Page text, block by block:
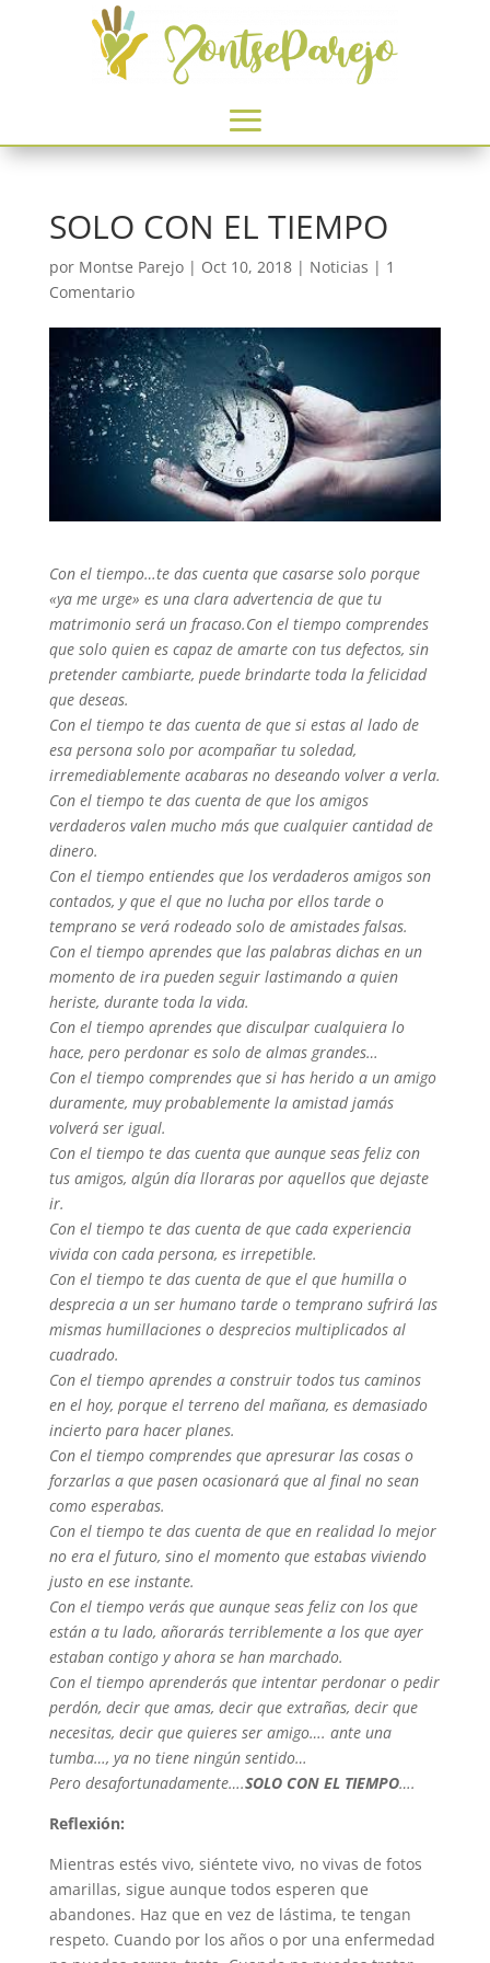
SOLO CON EL TIEMPO
por Montse Parejo| Oct 10, 2018| Noticias | 1
Comentario
Con el tiempo…te das cuenta que casarse solo porque
«ya me urge» es una clara advertencia de que tu
matrimonio será un fracaso.Con el tiempo comprendes
que solo quien es capaz de amarte con tus defectos, sin
pretender cambiarte, puede brindarte toda la felicidad
que deseas.
Con el tiempo te das cuenta de que si estas al lado de
esa persona solo por acompañar tu soledad,
irremediablemente acabaras no deseando volver a verla.
Con el tiempo te das cuenta de que los amigos
verdaderos valen mucho más que cualquier cantidad de
dinero.
Con el tiempo entiendes que los verdaderos amigos son
contados, y que el que no lucha por ellos tarde o
temprano se verá rodeado solo de amistades falsas.
Con el tiempo aprendes que las palabras dichas en un
momento de ira pueden seguir lastimando a quien
heriste, durante toda la vida.
Con el tiempo aprendes que disculpar cualquiera lo
hace, pero perdonar es solo de almas grandes…
Con el tiempo comprendes que si has herido a un amigo
duramente, muy probablemente la amistad jamás
volverá ser igual.
Con el tiempo te das cuenta que aunque seas feliz con
tus amigos, algún día lloraras por aquellos que dejaste
ir.
Con el tiempo te das cuenta de que cada experiencia
vivida con cada persona, es irrepetible.
Con el tiempo te das cuenta de que el que humilla o
desprecia a un ser humano tarde o temprano sufrirá las
mismas humillaciones o desprecios multiplicados al
cuadrado.
Con el tiempo aprendes a construir todos tus caminos
en el hoy, porque el terreno del mañana, es demasiado
incierto para hacer planes.
Con el tiempo comprendes que apresurar las cosas o
forzarlas a que pasen ocasionará que al final no sean
como esperabas.
Con el tiempo te das cuenta de que en realidad lo mejor
no era el futuro, sino el momento que estabas viviendo
justo en ese instante.
Con el tiempo verás que aunque seas feliz con los que
están a tu lado, añorarás terriblemente a los que ayer
estaban contigo y ahora se han marchado.
Con el tiempo aprenderás que intentar perdonar o pedir
perdón, decir que amas, decir que extrañas, decir que
necesitas, decir que quieres ser amigo…. ante una
tumba…, ya no tiene ningún sentido…
Pero desafortunadamente….SOLO CON EL TIEMPO….
Reflexión:
Mientras estés vivo, siéntete vivo, no vivas de fotos
amarillas, sigue aunque todos esperen que
abandones. Haz que en vez de lástima, te tengan
respeto. Cuando por los años o por una enfermedad